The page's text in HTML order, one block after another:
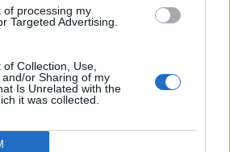
of processing my
Targeted Advertising.
Collection, Use,
or Sharing of my
Is Unrelated with the
it was collected.
Cerro al Lambro (46)
Boscone (254)
Cesate (126)